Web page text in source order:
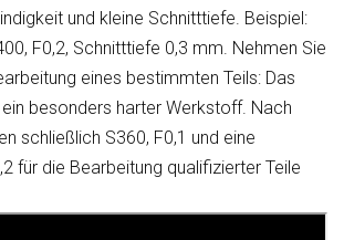
und kleine Schnitttiefe. Beispiel:
F0,2, Schnitttiefe 0,3 mm. Nehmen Sie
eines bestimmten Teils: Das
besonders harter Werkstoff. Nach
schließlich S360, F0,1 und eine
für die Bearbeitung qualifizierter Teile